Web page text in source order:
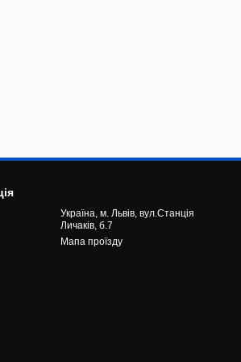
Україна, м. Львів, вул.Станція
Личаків, б.7
Мапа проїзду